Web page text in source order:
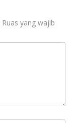
Ruas yang wajib